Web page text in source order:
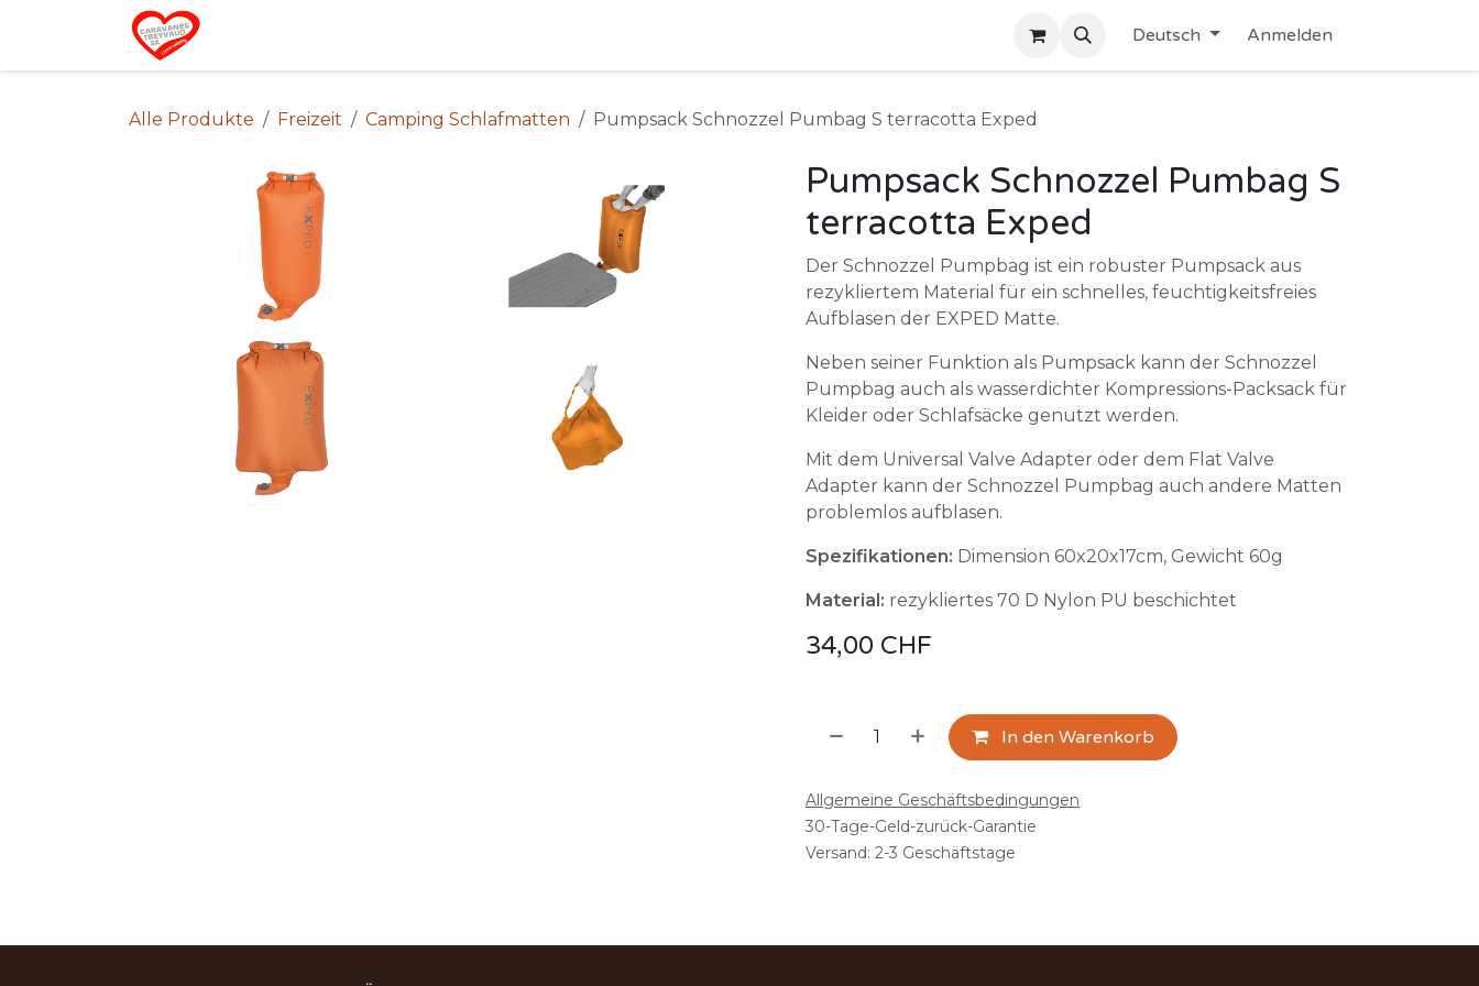
Zum Inhalt springen
Deutsch Anmelden
Alle Produkte Freizeit Camping Schlafmatten Pumpsack Schnozzel Pumbag S terracotta Exped
Pumpsack Schnozzel Pumbag S
terracotta Exped
Der Schnozzel Pumpbag ist ein robuster Pumpsack aus
rezykliertem Material für ein schnelles, feuchtigkeitsfreies
Aufblasen der EXPED Matte.
Neben seiner Funktion als Pumpsack kann der Schnozzel
Pumpbag auch als wasserdichter Kompressions-Packsack für
Kleider oder Schlafsäcke genutzt werden.
Mit dem Universal Valve Adapter oder dem Flat Valve
Adapter kann der Schnozzel Pumpbag auch andere Matten
problemlos aufblasen.
Spezifikationen: Dimension 60x20x17cm, Gewicht 60g
Material: rezykliertes 70 D Nylon PU beschichtet
34,00 CHF
In den Warenkorb
Allgemeine Geschäftsbedingungen
30-Tage-Geld-zurück-Garantie
Versand: 2-3 Geschäftstage